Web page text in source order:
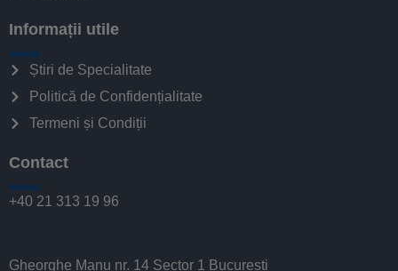
Informații utile
Știri de Specialitate
Politică de Confidențialitate
Termeni și Condiții
Contact
+40 21 313 19 96
Gheorghe Manu nr. 14 Sector 1 București